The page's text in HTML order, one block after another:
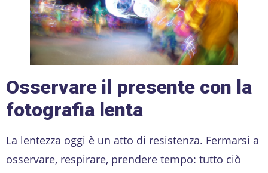
Osservare il presente con la
fotografia lenta
La lentezza oggi è un atto di resistenza. Fermarsi a
osservare, respirare, prendere tempo: tutto ciò